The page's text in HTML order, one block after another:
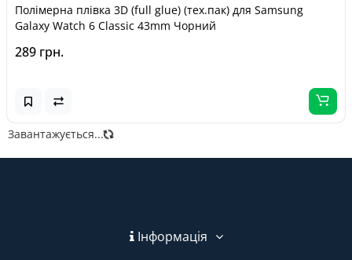
Полімерна плівка 3D (full glue) (тех.пак) для Samsung
Galaxy Watch 6 Classic 43mm Чорний
289 грн.
Завантажується...
Інформація